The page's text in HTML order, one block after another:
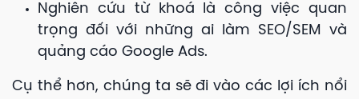
Nghiên cứu từ khoá là công việc quan
trọng đối với những ai làm SEO/SEM và
quảng cáo Google Ads.
Cụ thể hơn, chúng ta sẽ đi vào các lợi ích nổi